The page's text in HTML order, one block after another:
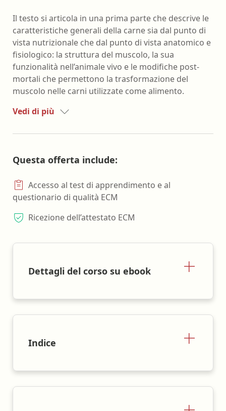
Il testo si articola in una prima parte che descrive le
caratteristiche generali della carne sia dal punto di
vista nutrizionale che dal punto di vista anatomico e
fisiologico: la struttura del muscolo, la sua
funzionalità nell’animale vivo e le modifiche post-
mortali che permettono la trasformazione del
muscolo nelle carni utilizzate come alimento.
Vedi di più
Questa offerta include:
Accesso al test di apprendimento e al
questionario di qualità ECM
Ricezione dell’attestato ECM
Dettagli del corso su ebook
Indice